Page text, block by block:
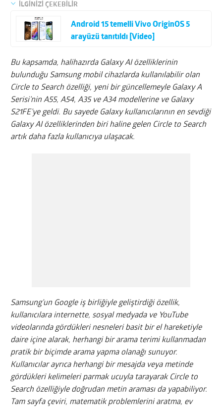
İLGİNİZİ ÇEKEBİLİR
Android 15 temelli Vivo OriginOS 5
arayüzü tanıtıldı [Video]
Bu kapsamda, halihazırda Galaxy AI özelliklerinin
bulunduğu Samsung mobil cihazlarda kullanılabilir olan
Circle to Search özelliği, yeni bir güncellemeyle Galaxy A
Serisi’nin A55, A54, A35 ve A34 modellerine ve Galaxy
S21FE’ye geldi. Bu sayede Galaxy kullanıcılarının en sevdiği
Galaxy AI özelliklerinden biri haline gelen Circle to Search
artık daha fazla kullanıcıya ulaşacak.
Samsung’un Google iş birliğiyle geliştirdiği özellik,
kullanıcılara internette, sosyal medyada ve YouTube
videolarında gördükleri nesneleri basit bir el hareketiyle
daire içine alarak, herhangi bir arama terimi kullanmadan
pratik bir biçimde arama yapma olanağı sunuyor.
Kullanıcılar ayrıca herhangi bir mesajda veya metinde
gördükleri kelimeleri parmak ucuyla tarayarak Circle to
Search özelliğiyle doğrudan metin araması da yapabiliyor.
Tam sayfa çeviri, matematik problemlerini aratma, ev